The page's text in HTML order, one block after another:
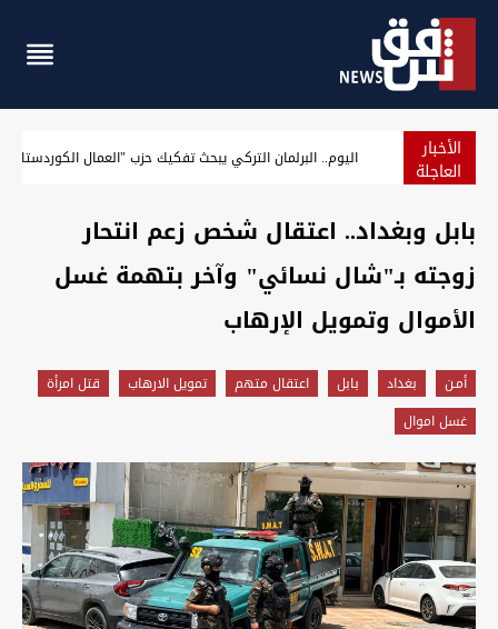
الأخبار
العاجلة نيجيرفان بارزاني يستذكر "مذبحة سيميل" بحق الآشوريين:
بابل وبغداد.. اعتقال شخص زعم انتحار
زوجته بـ"شال نسائي" وآخر بتهمة غسل
الأموال وتمويل الإرهاب
أمـن بغداد بابل اعتقال متهم تمويل الارهاب
قتل امرأة
غسل اموال